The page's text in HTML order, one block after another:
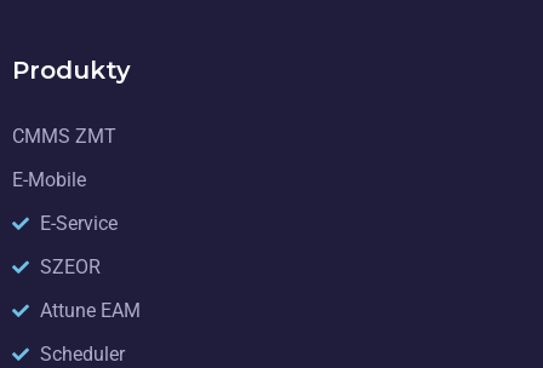
Produkty
CMMS ZMT
E-Mobile
E-Service
SZEOR
Attune EAM
Scheduler